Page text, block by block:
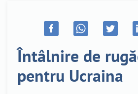
Întâlnire de
pentru Ucraina